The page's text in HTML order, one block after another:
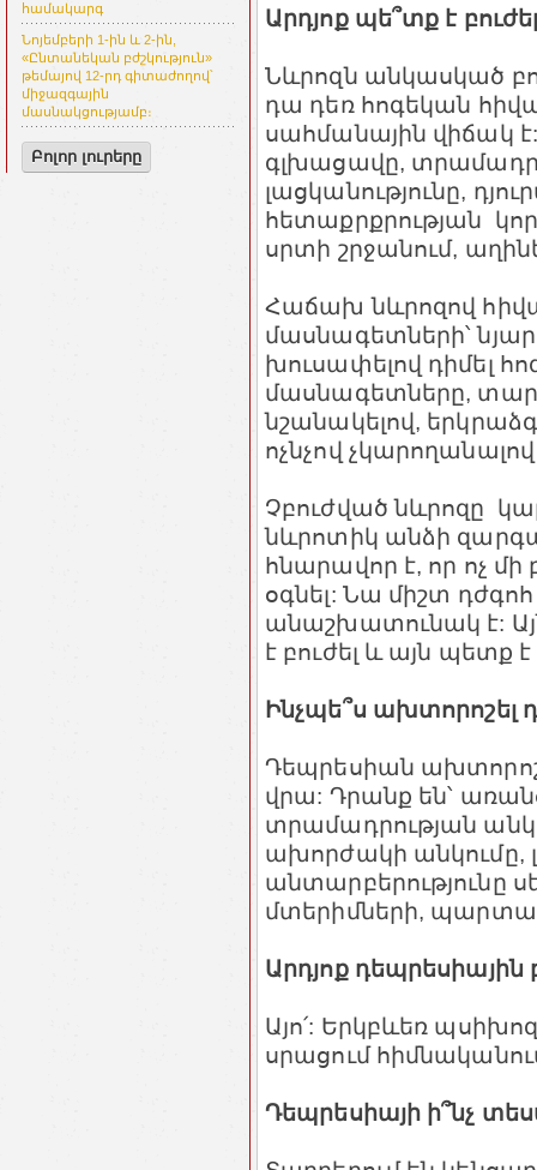
համակարգ
Նոյեմբերի 1-ին և 2-ին,
«Ընտանեկան բժշկություն»
թեմայով 12-րդ գիտաժողով՝
միջազգային
մասնակցությամբ։
Բոլոր լուրերը
Արդյոք պե՞տք է
Նևրոզն անկասկած
դա դեռ հոգեկան
սահմանային վիճակ
գլխացավը,
լացկանությունը,
հետաքրքրության
սրտի շրջանում,
Հաճախ նևրոզով
մասնագետների՝
խուսափելով դիմել
մասնագետները,
նշանակելով,
ոչնչով
Չբուժված նևրոզը
նևրոտիկ անձի
հնարավոր է, որ ոչ
օգնել: Նա միշտ
անաշխատունակ է:
է բուժել և այն պետք է
Ինչպե՞ս ախտորոշել
Դեպրեսիան
վրա: Դրանք են՝
տրամադրության
ախորժակի անկումը,
անտարբերությունը
մտերիմների,
Արդյոք դեպրեսիային
Այո՛: Երկբևեռ
սրացում
Դեպրեսիայի ի՞նչ